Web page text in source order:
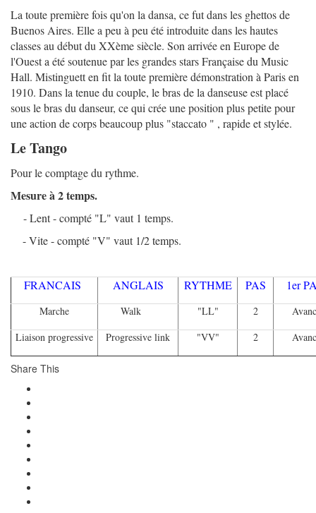
La toute première fois qu'on la dansa, ce fut dans les ghettos de
Buenos Aires. Elle a peu à peu été introduite dans les hautes
classes au début du XXème siècle. Son arrivée en Europe de
l'Ouest a été soutenue par les grandes stars Française du Music
Hall. Mistinguett en fit la toute première démonstration à Paris en
1910. Dans la tenue du couple, le bras de la danseuse est placé
sous le bras du danseur, ce qui crée une position plus petite pour
une action de corps beaucoup plus "staccato " , rapide et stylée.
Le Tango
Pour le comptage du rythme.
Mesure à 2 temps.
- Lent - compté "L" vaut 1 temps.
- Vite - compté "V" vaut 1/2 temps.
FRANCAIS ANGLAIS RYTHME PAS 1er
Marche Walk "LL" 2
Liaison progressive
Progressive link "VV" 2
Share This